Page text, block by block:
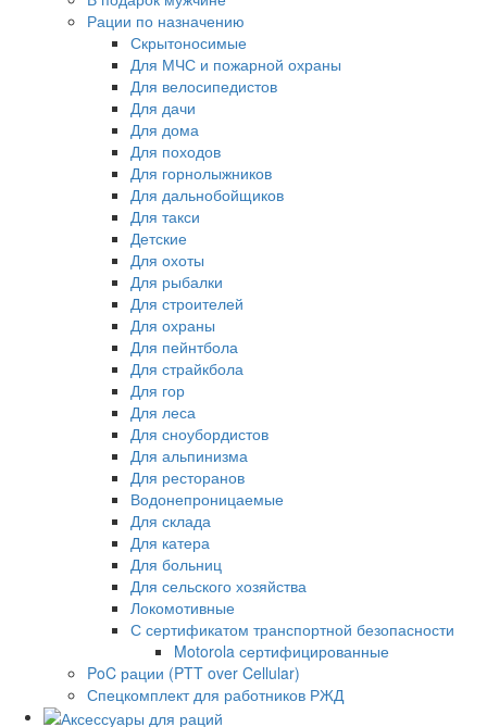
Рации по назначению
Скрытоносимые
Для МЧС и пожарной охраны
Для велосипедистов
Для дачи
Для дома
Для походов
Для горнолыжников
Для дальнобойщиков
Для такси
Детские
Для охоты
Для рыбалки
Для строителей
Для охраны
Для пейнтбола
Для страйкбола
Для гор
Для леса
Для сноубордистов
Для альпинизма
Для ресторанов
Водонепроницаемые
Для склада
Для катера
Для больниц
Для сельского хозяйства
Локомотивные
С сертификатом транспортной безопасности
Motorola сертифицированные
PoC рации (PTT over Cellular)
Спецкомплект для работников РЖД